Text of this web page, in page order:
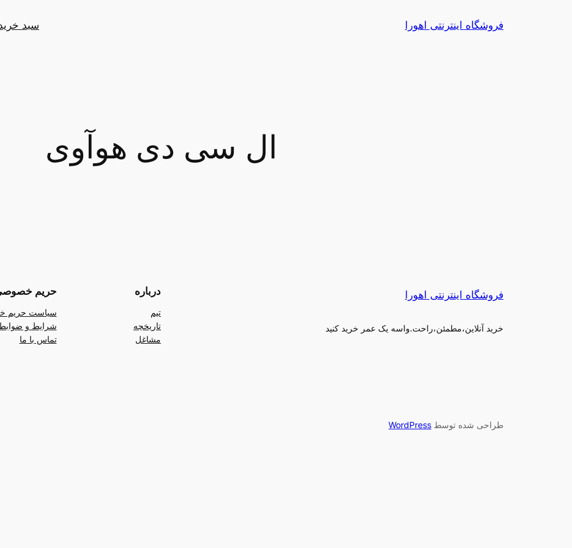
فروشگاه اینترنتی اهورا سبد
ال سی دی هوآوی
فروشگاه اینترنتی اهورا
خرید آنلاین،مطمئن،راحت.واسه یک عمر خرید کنید
درباره
تیم
تاریخچه
مشاغل
حریم
سیاست حریم
شرایط و
تماس با ما
طراحی شده توسط WordPress